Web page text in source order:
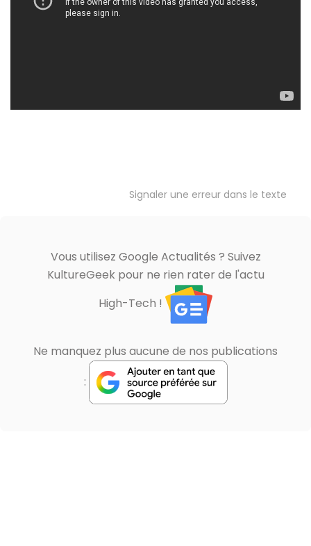
Signaler une erreur dans le texte
Vous utilisez Google Actualités ? Suivez
KultureGeek pour ne rien rater de l'actu
High-Tech !
Ne manquez plus aucune de nos publications
: